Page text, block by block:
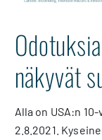
näkyvät
Alla on USA:n
2.8.2021.